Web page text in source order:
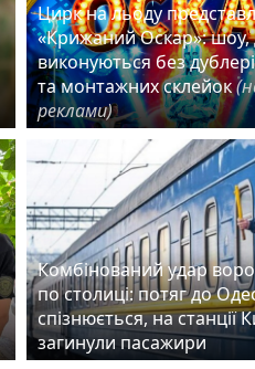
Цирк на льоду
«Крижаний Оскар»: шоу,
виконуються без
та монтажних склейок
реклами)
Комбінований удар
по столиці: потяг до
спізнюється, на станції
загинули пасажири